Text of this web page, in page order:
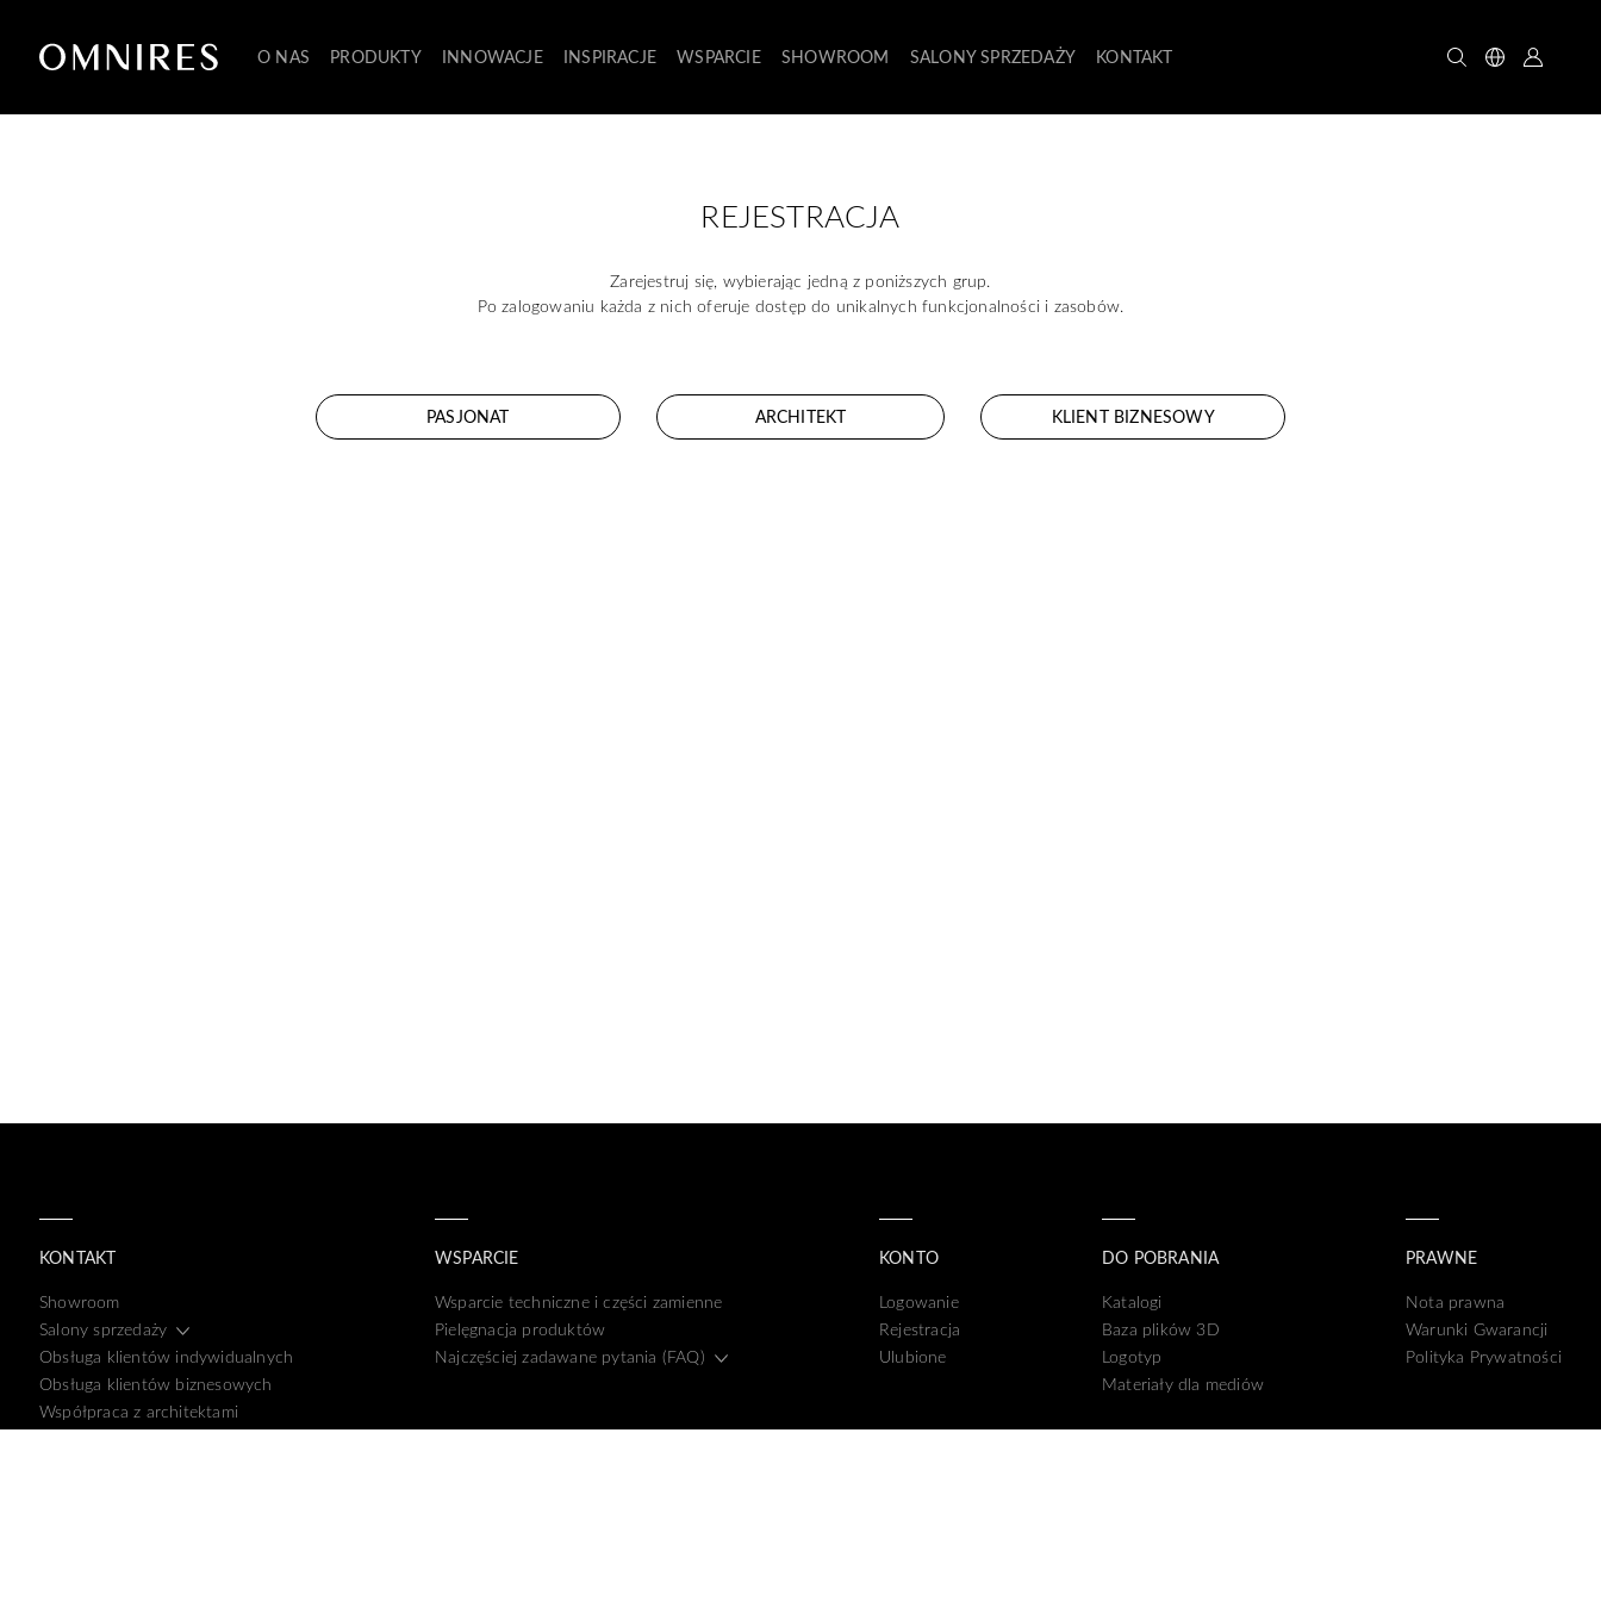
O NAS PRODUKTY INNOWACJE INSPIRACJE WSPARCIE SHOWROOM SALONY SPRZEDAŻY KONTAKT
REJESTRACJA
Zarejestruj się, wybierając jedną z poniższych grup.
Po zalogowaniu każda z nich oferuje dostęp do unikalnych funkcjonalności i zasobów.
PASJONAT ARCHITEKT KLIENT BIZNESOWY
KONTAKT
Showroom
Salony sprzedaży
Obsługa klientów indywidualnych
Obsługa klientów biznesowych
Współpraca z architektami
WSPARCIE
Wsparcie techniczne i części zamienne
Pielęgnacja produktów
Najczęściej zadawane pytania (FAQ)
KONTO
Logowanie
Rejestracja
Ulubione
DO POBRANIA
Katalogi
Baza plików 3D
Logotyp
Materiały dla mediów
PRAWNE
Nota prawna
Warunki Gwarancji
Polityka Prywatności